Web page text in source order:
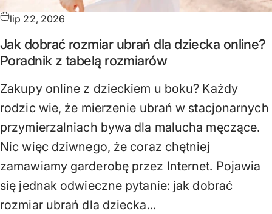
lip 22, 2026
Jak dobrać rozmiar ubrań dla dziecka online?
Poradnik z tabelą rozmiarów
Zakupy online z dzieckiem u boku? Każdy
rodzic wie, że mierzenie ubrań w stacjonarnych
przymierzalniach bywa dla malucha męczące.
Nic więc dziwnego, że coraz chętniej
zamawiamy garderobę przez Internet. Pojawia
się jednak odwieczne pytanie: jak dobrać
rozmiar ubrań dla dziecka...